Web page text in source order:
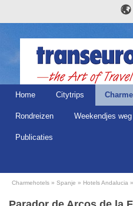
Home Citytrips
Rondreizen Weekendjes weg
Publicaties
Charmehotels Spanje Hotels Andalucia